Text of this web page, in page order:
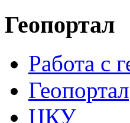
Геопортал
Работа с
Геопортал
ЦКУ